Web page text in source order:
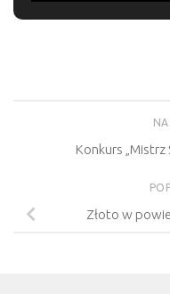
Konkurs „Mistrz
Złoto w